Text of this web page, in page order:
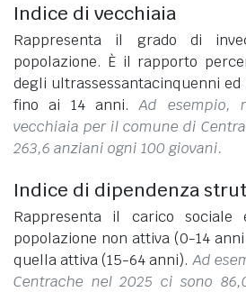
Indice di vecchiaia
Rappresenta il grado di
popolazione. È il rapporto
degli ultrassessantacinquenni
fino ai 14 anni.Ad esempio,
vecchiaia per il comune di
263,6 anziani ogni 100 giovani.
Indice di dipendenza
Rappresenta il carico sociale
popolazione non attiva (0-14
quella attiva (15-64 anni).Ad
Centrache nel 2025 ci sono